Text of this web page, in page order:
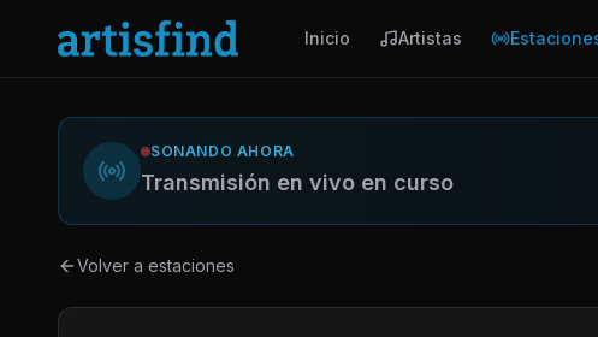
Inicio Artistas
SONANDO AHORA
Transmisión en vivo en curso
Volver a estaciones